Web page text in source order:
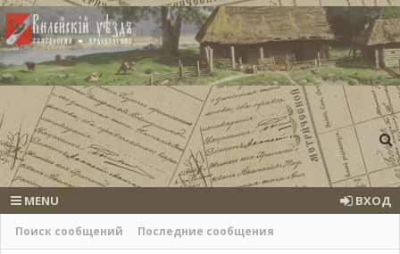
Поиск сообщений Последние сообщения
MENU ВХОД